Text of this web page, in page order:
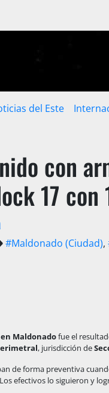
del Este
con
17
#Maldonado (Ciudad),
Maldonadofue el
, jurisdicción de
de forma preventiva
efectivos lo siguieron y